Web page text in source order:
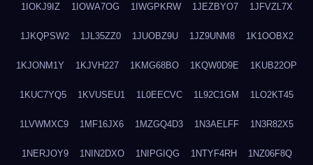
1IOKJ9IZ 1IOWA7OG 1IWGPKRW 1JEZBYO7 1JFVZL7X
1JKQPSW2 1JL35ZZ0 1JUOBZ9U 1JZ9UNM8 1K1OOBX2
1KJONM1Y 1KJVH227 1KMG68BO 1KQW0D9E 1KUB22OP
1KUC7YQ5 1KVUSEU1 1L0EECVC 1L92C1GM 1LO2KT45
1LVWMXC9 1MF16JX6 1MZGQ4D3 1N3AELFF 1N3R82X5
1NERJOY9 1NIN2DXO 1NIPGIQG 1NTYF4RH 1NZ06F8Q